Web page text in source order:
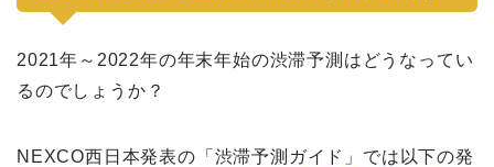
2021年～2022年の年末年始の渋滞予測はどうなってい
るのでしょうか？
NEXCO西日本発表の「渋滞予測ガイド」では以下の発